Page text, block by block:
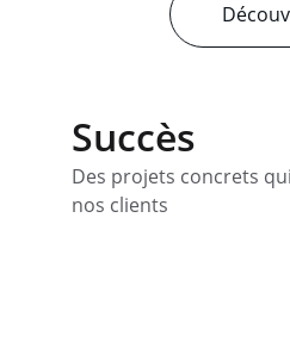
Succès
Des projets concrets
nos clients